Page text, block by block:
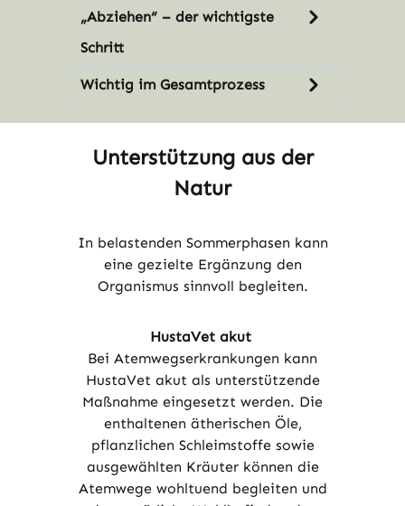
„Abziehen“ – der wichtigste
Schritt
Wichtig im Gesamtprozess
Unterstützung aus der
Natur
In belastenden Sommerphasen kann
eine gezielte Ergänzung den
Organismus sinnvoll begleiten.
HustaVet akut
Bei Atemwegserkrankungen kann
HustaVet akut als unterstützende
Maßnahme eingesetzt werden. Die
enthaltenen ätherischen Öle,
pflanzlichen Schleimstoffe sowie
ausgewählten Kräuter können die
Atemwege wohltuend begleiten und